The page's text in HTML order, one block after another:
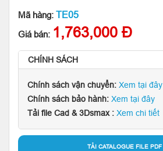
Mã hàng: TE05
Giá bán: 1,763,000 Đ
CHÍNH SÁCH
Chính sách vận chuyển: Xem tại đây
Chính sách bảo hành: Xem tại đây
Tải file Cad & 3Dsmax : Xem chi tiết
TẢI CATALOGUE FILE PDF